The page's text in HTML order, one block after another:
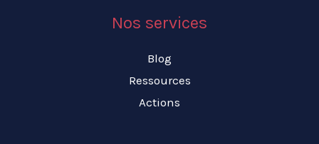
Nos services
Blog
Ressources
Actions